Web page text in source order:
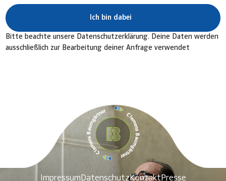
Ich bin dabei
Bitte beachte unsere Datenschutzerklärung. Deine Daten werden
ausschließlich zur Bearbeitung deiner Anfrage verwendet
ImpressumDatenschutzKontaktPresse